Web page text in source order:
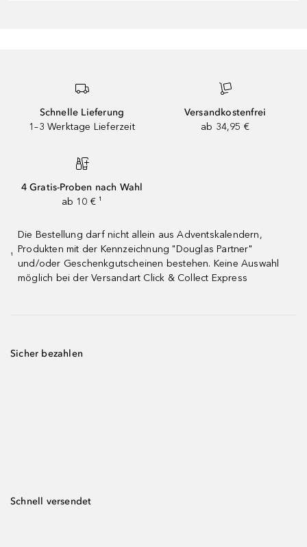
Schnelle Lieferung
1–3 Werktage Lieferzeit
Versandkostenfrei
ab 34,95 €
4 Gratis-Proben nach Wahl
ab 10 € ¹
¹
Die Bestellung darf nicht allein aus Adventskalendern,
Produkten mit der Kennzeichnung "Douglas Partner"
und/oder Geschenkgutscheinen bestehen. Keine Auswahl
möglich bei der Versandart Click & Collect Express
Sicher bezahlen
Schnell versendet